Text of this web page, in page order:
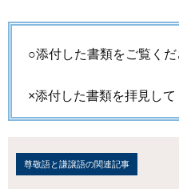
○添付した書類をご覧くだ
×添付した書類を拝見して
尊敬語と謙譲語の関連記事